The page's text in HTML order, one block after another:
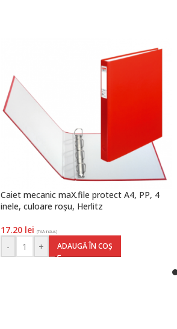
Caiet mecanic maX.file protect A4, PP, 4
inele, culoare roșu, Herlitz
17.20 lei (TVA inclus)
- + ADAUGĂ ÎN COȘ